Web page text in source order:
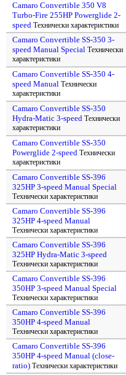
Camaro Convertible 350 V8
Turbo-Fire 255HP Powerglide 2-
speed Технически характеристики
Camaro Convertible SS-350 3-
speed Manual Special Технически
характеристики
Camaro Convertible SS-350 4-
speed Manual Технически
характеристики
Camaro Convertible SS-350
Hydra-Matic 3-speed Технически
характеристики
Camaro Convertible SS-350
Powerglide 2-speed Технически
характеристики
Camaro Convertible SS-396
325HP 3-speed Manual Special
Технически характеристики
Camaro Convertible SS-396
325HP 4-speed Manual
Технически характеристики
Camaro Convertible SS-396
325HP Hydra-Matic 3-speed
Технически характеристики
Camaro Convertible SS-396
350HP 3-speed Manual Special
Технически характеристики
Camaro Convertible SS-396
350HP 4-speed Manual
Технически характеристики
Camaro Convertible SS-396
350HP 4-speed Manual (close-
ratio) Технически характеристики